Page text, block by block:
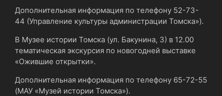
Дополнительная информация по телефону 52-73-
44 (Управление культуры администрации Томска»).
В Музее истории Томска (ул. Бакунина, 3) в 12.00
тематическая экскурсия по новогодней выставке
«Ожившие открытки».
Дополнительная информация по телефону 65-72-55
(МАУ «Музей истории Томска»).